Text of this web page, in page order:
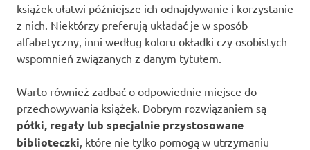
książek ułatwi późniejsze ich odnajdywanie i korzystanie
z nich. Niektórzy preferują układać je w sposób
alfabetyczny, inni według koloru okładki czy osobistych
wspomnień związanych z danym tytułem.
Warto również zadbać o odpowiednie miejsce do
przechowywania książek. Dobrym rozwiązaniem są
półki, regały lub specjalnie przystosowane
biblioteczki , które nie tylko pomogą w utrzymaniu